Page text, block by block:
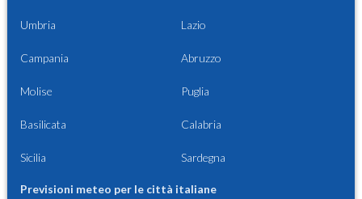
Umbria Lazio
Campania Abruzzo
Molise Puglia
Basilicata Calabria
Sicilia Sardegna
Previsioni meteo per le città italiane